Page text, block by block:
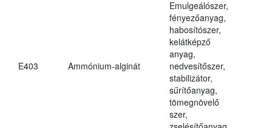
E403 Ammónium-alginát
Emulgeálószer,
fényezőanyag,
habosítószer,
kelátképző
anyag,
nedvesítőszer,
stabilizátor,
sűrítőanyag,
tömegnövelő
szer,